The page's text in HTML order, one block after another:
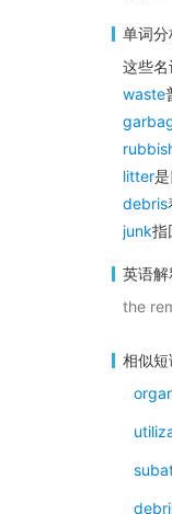
单词分
这些名
waste
litter
debris
junk指
英语解
the
相似短